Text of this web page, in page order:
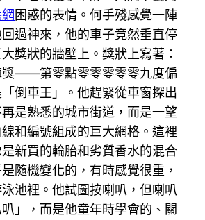
困惑的表情。何手殘感覺一陣
過神來，他的車子竟然垂直停
獎狀的牆壁上。獎狀上寫著：
獎——第零點零零零零零九度偏
倒車王」。他趕緊從車窗探出
是熟悉的城市街道，而是一望
和編號組成的巨大網格。這裡
新買的輪胎和劣質香水的混合
隨機變化的，有時感覺很重，
池裡。他試圖按喇叭，但喇叭
」，而是他童年時學會的、關